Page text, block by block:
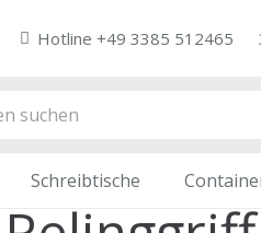
Hotline +49 3385 512465
Schreibtische